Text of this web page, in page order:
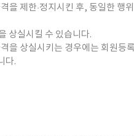
제한·정지시킨 후, 동일한 행
상실시킬 수 있습니다.
상실시키는 경우에는 회원등
다.